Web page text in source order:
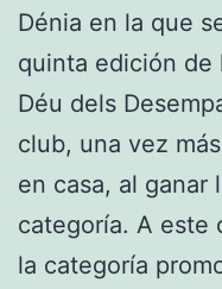
Dénia en la que
quinta edición de
Déu dels
club, una vez
en casa, al ganar
categoría. A este
la categoría